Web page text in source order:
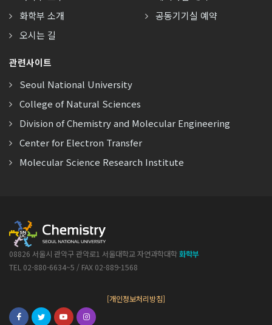
화학부 소개
오시는 길
공동기기실 예약
관련사이트
Seoul National University
College of Natural Sciences
Division of Chemistry and Molecular Engineering
Center for Electron Transfer
Molecular Science Research Institute
08826 서울시 관악구 관악로1 서울대학교 자연과학대학화학부
TEL 02-880-6634~5 / FAX 02-889-1568
[개인정보처리방침]